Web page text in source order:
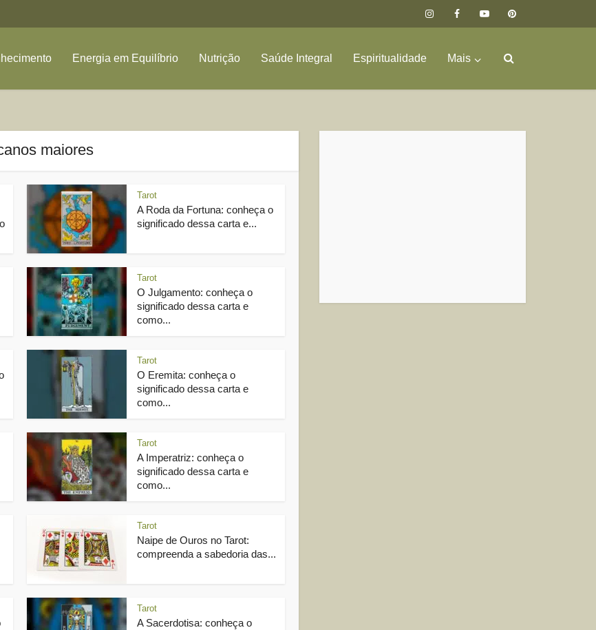
Energia em Equilíbrio Nutrição Saúde Integral Espiritualidade Mais
maiores
Tarot
A Roda da Fortuna: conheça o
significado dessa carta e...
Tarot
O Julgamento: conheça o
significado dessa carta e
como...
Tarot
O Eremita: conheça o
significado dessa carta e
como...
Tarot
A Imperatriz: conheça o
significado dessa carta e
como...
Tarot
Naipe de Ouros no Tarot:
compreenda a sabedoria das...
Tarot
A Sacerdotisa: conheça o